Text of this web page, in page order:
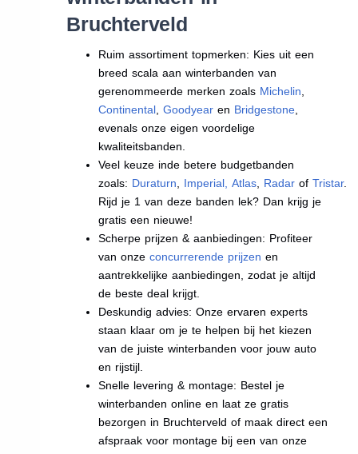
Bruchterveld
Ruim assortiment topmerken: Kies uit een
breed scala aan winterbanden van
gerenommeerde merken zoals Michelin
Continental ,Goodyear en Bridgestone
evenals onze eigen voordelige
kwaliteitsbanden.
Veel keuze inde betere budgetbanden
zoals: Duraturn Imperial Atlas Radar ofTristar.
Rijd je 1 van deze banden lek? Dan krijg je
gratis een nieuwe!
Scherpe prijzen & aanbiedingen: Profiteer
van onzeconcurrerende prijzen en
aantrekkelijke aanbiedingen, zodat je altijd
de beste deal krijgt.
Deskundig advies: Onze ervaren experts
staan klaar om je te helpen bij het kiezen
van de juiste winterbanden voor jouw auto
en rijstijl.
Snelle levering & montage: Bestel je
winterbanden online en laat ze gratis
bezorgen in Bruchterveld of maak direct een
afspraak voor montage bij een van onze